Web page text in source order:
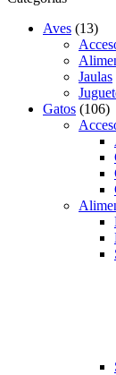
Aves (13)
Jaulas
Gatos (106)